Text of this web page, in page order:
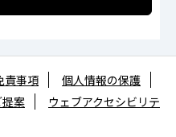
責事項
個人情報の保護
案
ウェブアクセシビリテ